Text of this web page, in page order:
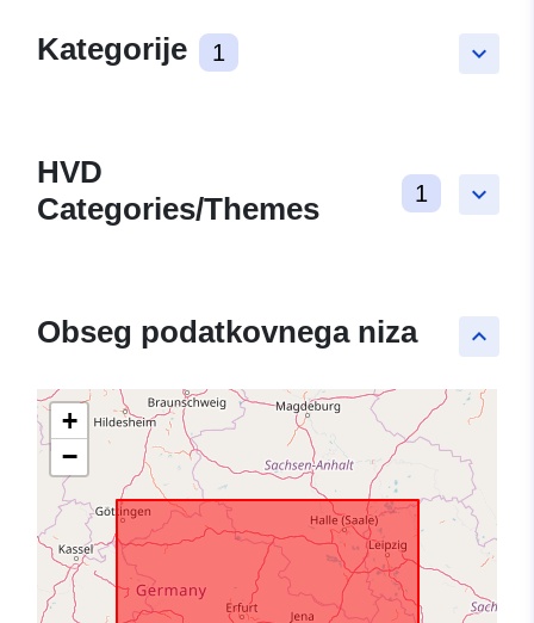
keyboard_arrow_down
Kategorije 1
keyboard_arrow_down
HVD
Categories/Themes
1
keyboard_arrow_up
Obseg podatkovnega niza
+
−